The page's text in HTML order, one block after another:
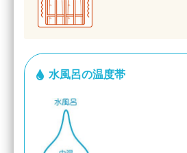
水風呂の温度帯